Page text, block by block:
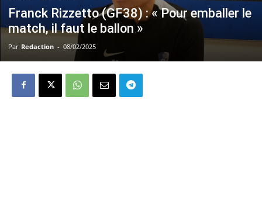
Franck Rizzetto (GF38) : « Pour emballer le
match, il faut le ballon »
Par Redaction - 08/02/2025